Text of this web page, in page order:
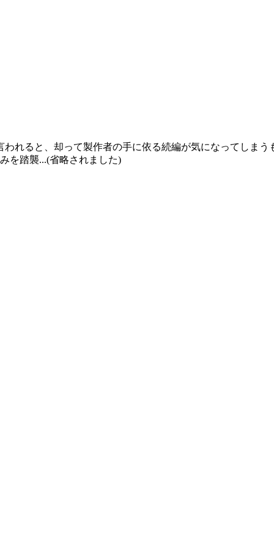
れると、却って製作者の手に依る続編が気になってしまう
を踏襲...(省略されました)